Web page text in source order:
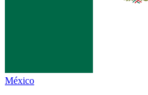
México